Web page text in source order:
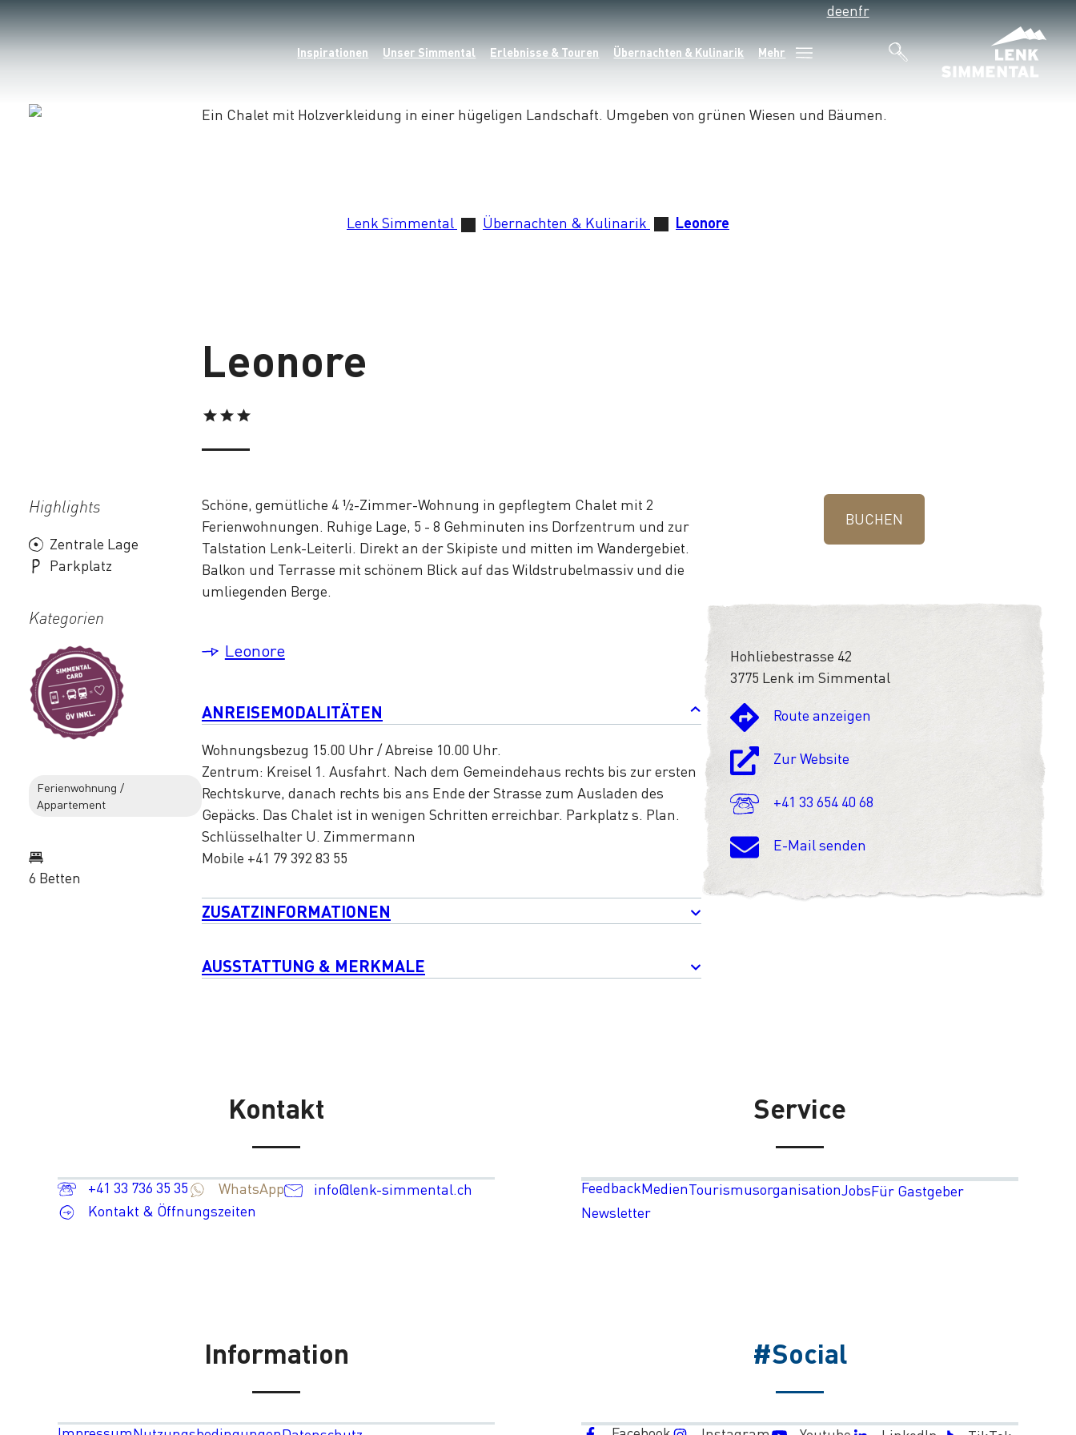
Inspirationen Unser Simmental Erlebnisse & Touren Übernachten & Kulinarik Mehr
deenfr
Lenk Simmental Übernachten & Kulinarik Leonore
Leonore
Highlights
Zentrale Lage
Parkplatz
Kategorien
Ferienwohnung /
Appartement
6 Betten
Schöne, gemütliche 4 ½-Zimmer-Wohnung in gepflegtem Chalet mit 2
Ferienwohnungen. Ruhige Lage, 5 - 8 Gehminuten ins Dorfzentrum und zur
Talstation Lenk-Leiterli. Direkt an der Skipiste und mitten im Wandergebiet.
Balkon und Terrasse mit schönem Blick auf das Wildstrubelmassiv und die
umliegenden Berge.
Leonore
ANREISEMODALITÄTEN
Wohnungsbezug 15.00 Uhr / Abreise 10.00 Uhr.
Zentrum: Kreisel 1. Ausfahrt. Nach dem Gemeindehaus rechts bis zur ersten
Rechtskurve, danach rechts bis ans Ende der Strasse zum Ausladen des
Gepäcks. Das Chalet ist in wenigen Schritten erreichbar. Parkplatz s. Plan.
Schlüsselhalter U. Zimmermann
Mobile +41 79 392 83 55
ZUSATZINFORMATIONEN
AUSSTATTUNG & MERKMALE
BUCHEN
Hohliebestrasse 42
3775 Lenk im Simmental
Route anzeigen
Zur Website
+41 33 654 40 68
E-Mail senden
Kontakt
+41 33 736 35 35 WhatsApp
info@lenk-simmental.ch
Kontakt & Öffnungszeiten
Service
FeedbackMedienTourismusorganisationJobsFür Gastgeber
Newsletter
Information #Social